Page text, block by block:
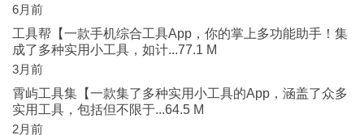
6月前
工具帮【一款手机综合工具App，你的掌上多功能助手！集
成了多种实用小工具，如计...77.1 M
3月前
霄屿工具集【一款集了多种实用小工具的App，涵盖了众多
实用工具，包括但不限于...64.5 M
2月前